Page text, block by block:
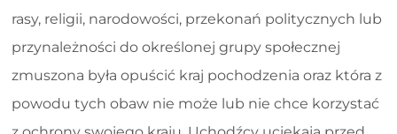
rasy, religii, narodowości, przekonań politycznych lub
przynależności do określonej grupy społecznej
zmuszona była opuścić kraj pochodzenia oraz która z
powodu tych obaw nie może lub nie chce korzystać